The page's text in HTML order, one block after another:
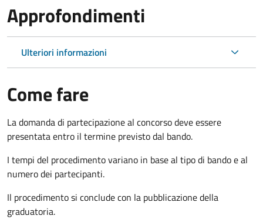
Approfondimenti
Ulteriori informazioni
Come fare
La domanda di partecipazione al concorso deve essere
presentata entro il termine previsto dal bando.
I tempi del procedimento variano in base al tipo di bando e al
numero dei partecipanti.
Il procedimento si conclude con la pubblicazione della
graduatoria.